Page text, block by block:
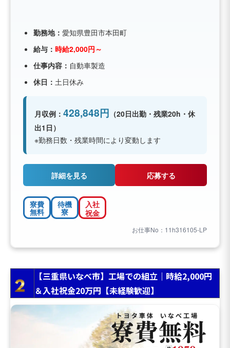
勤務地： 愛知県豊田市本田町
給与： 時給2,000円～
仕事内容： 自動車製造
休日： 土日休み
月収例： 428,848円 （20日出勤・残業20h・休
出1日）
※勤務日数・残業時間により変動します
詳細を見る 応募する
寮費
無料
待機
寮
入社
祝金
お仕事No：11h316105-LP
【三重県いなべ市】工場での組立｜時給2,000円
＆入社祝金20万円【未経験歓迎】